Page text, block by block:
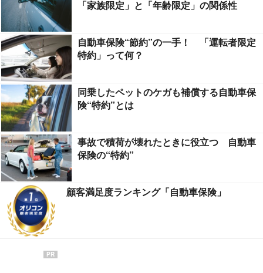
「家族限定」と「年齢限定」の関係性
自動車保険“節約”の一手！ 「運転者限定
特約」って何？
同乗したペットのケガも補償する自動車保
険“特約”とは
事故で積荷が壊れたときに役立つ 自動車
保険の“特約”
顧客満足度ランキング「自動車保険」
PR